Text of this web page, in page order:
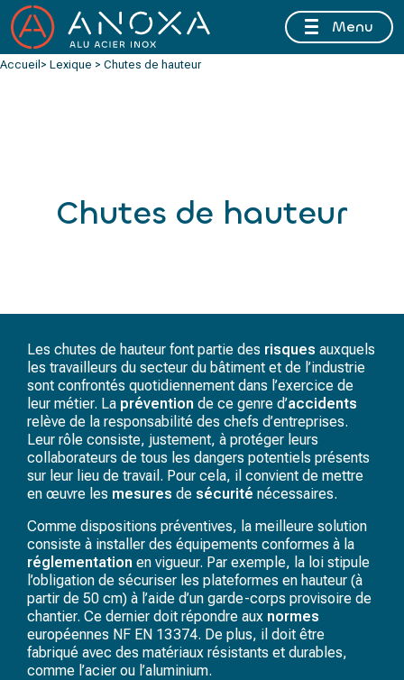
FERMETURE ESTIVALE DU 10 AU 16 AOÛT 2026 INCLUSMenu
Accueil > Lexique > Chutes de hauteur
Chutes de hauteur
Les chutes de hauteur font partie des risques auxquels
les travailleurs du secteur du bâtiment et de l’industrie
sont confrontés quotidiennement dans l’exercice de
leur métier. La prévention de ce genre d’accidents
relève de la responsabilité des chefs d’entreprises.
Leur rôle consiste, justement, à protéger leurs
collaborateurs de tous les dangers potentiels présents
sur leur lieu de travail. Pour cela, il convient de mettre
en œuvre les mesures de sécurité nécessaires.
Comme dispositions préventives, la meilleure solution
consiste à installer des équipements conformes à la
réglementation en vigueur. Par exemple, la loi stipule
l’obligation de sécuriser les plateformes en hauteur (à
partir de 50 cm) à l’aide d’un garde-corps provisoire de
chantier. Ce dernier doit répondre aux normes
européennes NF EN 13 374. De plus, il doit être
fabriqué avec des matériaux résistants et durables,
comme l’acier ou l’aluminium.